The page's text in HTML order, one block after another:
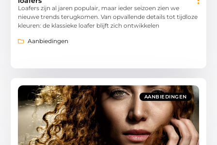
Loafers zijn al jaren populair, maar ieder seizoen zien we
nieuwe trends terugkomen. Van opvallende details tot tijdloze
kleuren: de klassieke loafer blijft zich ontwikkelen
Aanbiedingen
AANBIEDINGEN